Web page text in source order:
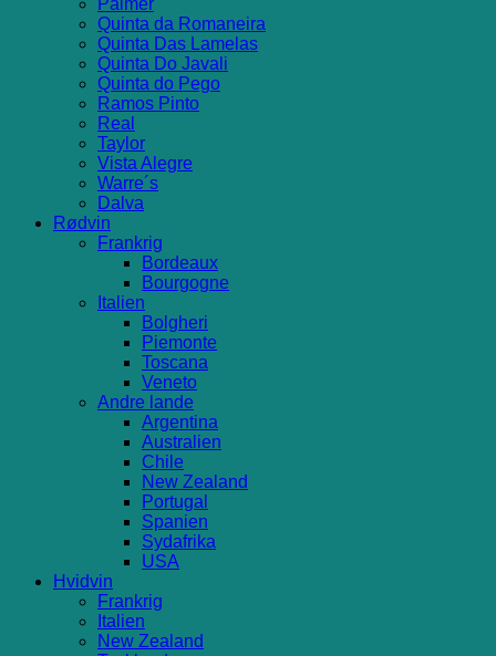
Palmer
Quinta da Romaneira
Quinta Das Lamelas
Quinta Do Javali
Quinta do Pego
Ramos Pinto
Real
Taylor
Vista Alegre
Warre´s
Dalva
Rødvin
Frankrig
Bordeaux
Bourgogne
Italien
Bolgheri
Piemonte
Toscana
Veneto
Andre lande
Argentina
Australien
Chile
New Zealand
Portugal
Spanien
Sydafrika
USA
Hvidvin
Frankrig
Italien
New Zealand